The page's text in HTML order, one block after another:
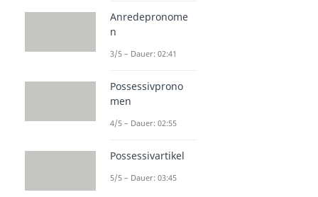
Anredepronome
n
3/5 – Dauer: 02:41
Possessivprono
men
4/5 – Dauer: 02:55
Possessivartikel
5/5 – Dauer: 03:45